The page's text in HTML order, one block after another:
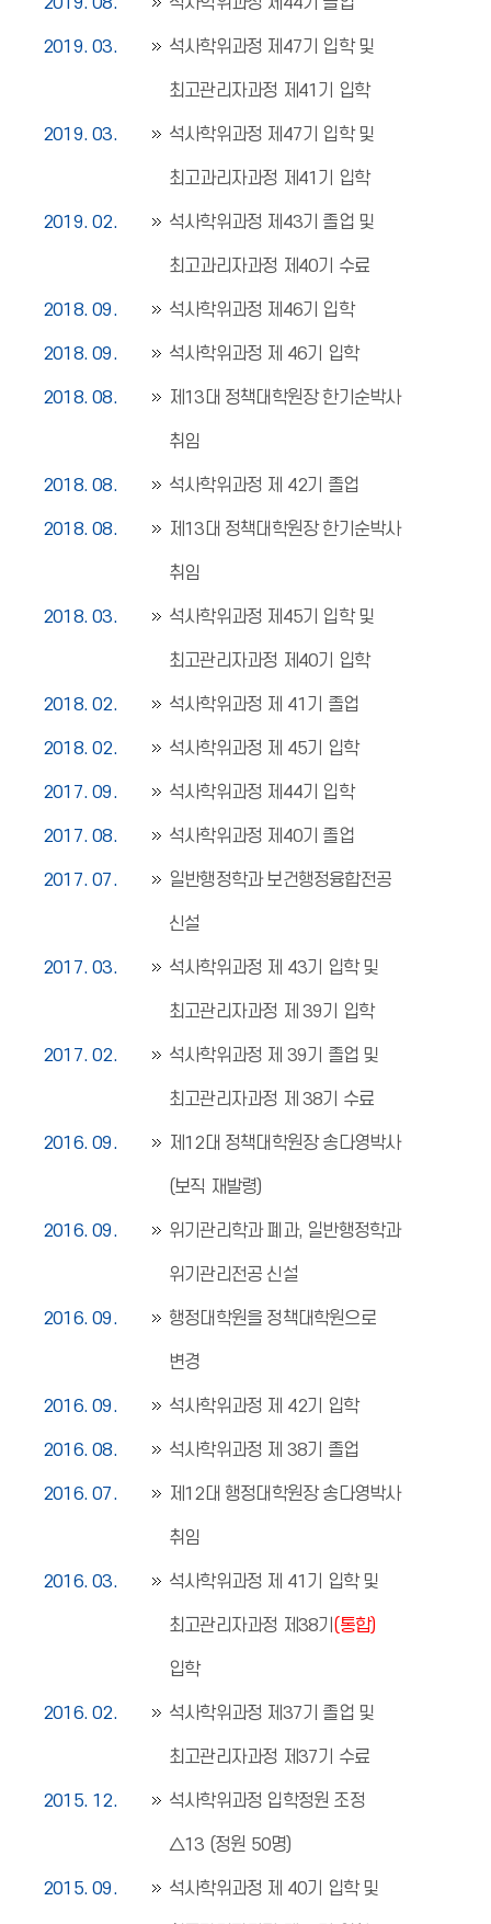
2019. 03. 석사학위과정 제47기 입학 및
최고관리자과정 제41기 입학
2019. 03. 석사학위과정 제47기 입학 및
최고과리자과정 제41기 입학
2019. 02. 석사학위과정 제43기 졸업 및
최고과리자과정 제40기 수료
2018. 09. 석사학위과정 제46기 입학
2018. 09. 석사학위과정 제 46기 입학
2018. 08. 제13대 정책대학원장 한기순박사
취임
2018. 08. 석사학위과정 제 42기 졸업
2018. 08. 제13대 정책대학원장 한기순박사
취임
2018. 03. 석사학위과정 제45기 입학 및
최고관리자과정 제40기 입학
2018. 02. 석사학위과정 제 41기 졸업
2018. 02. 석사학위과정 제 45기 입학
2017. 09. 석사학위과정 제44기 입학
2017. 08. 석사학위과정 제40기 졸업
2017. 07. 일반행정학과 보건행정융합전공
신설
2017. 03. 석사학위과정 제 43기 입학 및
최고관리자과정 제 39기 입학
2017. 02. 석사학위과정 제 39기 졸업 및
최고관리자과정 제 38기 수료
2016. 09. 제12대 정책대학원장 송다영박사
(보직 재발령)
2016. 09. 위기관리학과 폐과, 일반행정학과
위기관리전공 신설
2016. 09. 행정대학원을 정책대학원으로
변경
2016. 09. 석사학위과정 제 42기 입학
2016. 08. 석사학위과정 제 38기 졸업
2016. 07. 제12대 행정대학원장 송다영박사
취임
2016. 03. 석사학위과정 제 41기 입학 및
최고관리자과정 제38기 (통합)
입학
2016. 02. 석사학위과정 제37기 졸업 및
최고관리자과정 제37기 수료
2015. 12. 석사학위과정 입학정원 조정
△13 (정원 50명)
2015. 09. 석사학위과정 제 40기 입학 및